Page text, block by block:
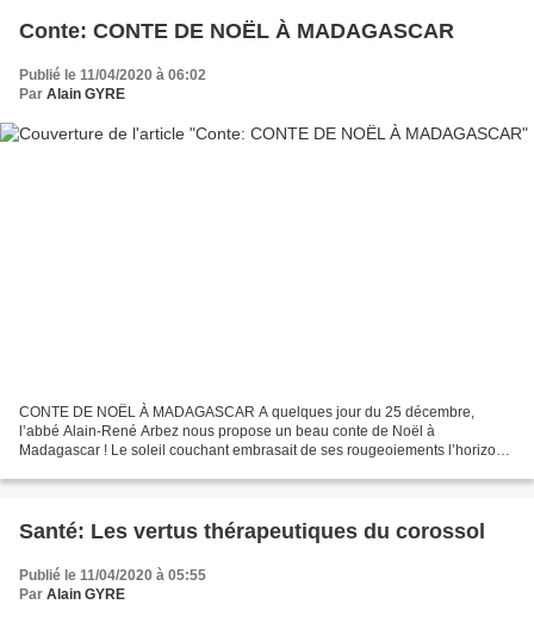
Conte: CONTE DE NOËL À MADAGASCAR
Publié le 11/04/2020 à 06:02
Par Alain GYRE
CONTE DE NOËL À MADAGASCAR A quelques jour du 25 décembre,
l’abbé Alain-René Arbez nous propose un beau conte de Noël à
Madagascar ! Le soleil couchant embrasait de ses rougeoiements l’horizon
Santé: Les vertus thérapeutiques du corossol
Publié le 11/04/2020 à 05:55
Par Alain GYRE